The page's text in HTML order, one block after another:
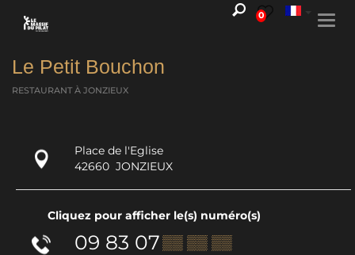
0
Le Petit Bouchon
RESTAURANTÀ JONZIEUX
Place de l'Eglise
42660 JONZIEUX
Cliquez pour afficher le(s) numéro(s)
09 83 07▒▒ ▒▒ ▒▒